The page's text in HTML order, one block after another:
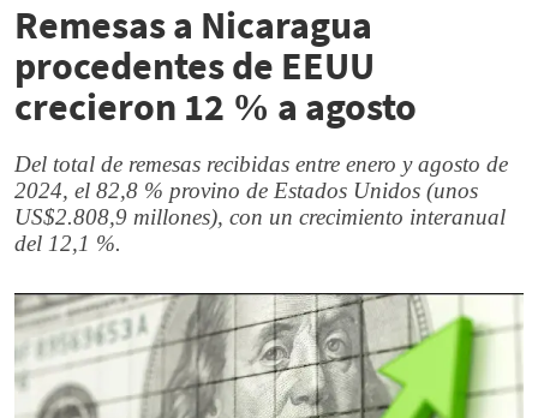
Remesas a Nicaragua
procedentes de EEUU
crecieron 12 % a agosto
Del total de remesas recibidas entre enero y agosto de
2024, el 82,8 % provino de Estados Unidos (unos
US$2.808,9 millones), con un crecimiento interanual
del 12,1 %.